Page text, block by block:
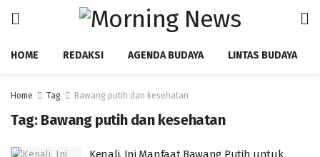
HOME REDAKSI AGENDA BUDAYA LINTAS BUDAYA
Home Tag Bawang putih dan kesehatan
Tag: Bawang putih dan kesehatan
Kenali, Ini Manfaat Bawang Putih untuk